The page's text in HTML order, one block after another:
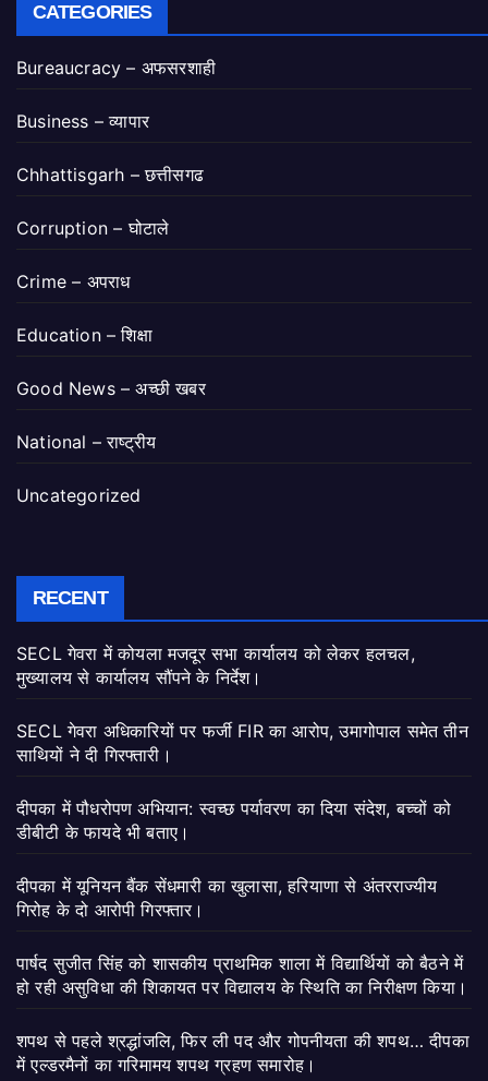
CATEGORIES
Bureaucracy – अफसरशाही
Business – व्यापार
Chhattisgarh – छत्तीसगढ
Corruption – घोटाले
Crime – अपराध
Education – शिक्षा
Good News – अच्छी खबर
National – राष्ट्रीय
Uncategorized
RECENT
SECL गेवरा में कोयला मजदूर सभा कार्यालय को लेकर हलचल,
मुख्यालय से कार्यालय सौंपने के निर्देश।
SECL गेवरा अधिकारियों पर फर्जी FIR का आरोप, उमागोपाल समेत तीन
साथियों ने दी गिरफ्तारी।
दीपका में पौधरोपण अभियान: स्वच्छ पर्यावरण का दिया संदेश, बच्चों को
डीबीटी के फायदे भी बताए।
दीपका में यूनियन बैंक सेंधमारी का खुलासा, हरियाणा से अंतरराज्यीय
गिरोह के दो आरोपी गिरफ्तार।
पार्षद सुजीत सिंह को शासकीय प्राथमिक शाला में विद्यार्थियों को बैठने में
हो रही असुविधा की शिकायत पर विद्यालय के स्थिति का निरीक्षण किया।
शपथ से पहले श्रद्धांजलि, फिर ली पद और गोपनीयता की शपथ… दीपका
में एल्डरमैनों का गरिमामय शपथ ग्रहण समारोह।